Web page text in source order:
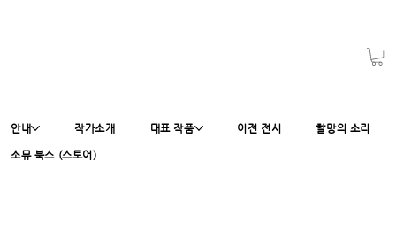
안내 작가소개 대표 작품 이전 전시 할망의 소리
소뮤 북스 (스토어)